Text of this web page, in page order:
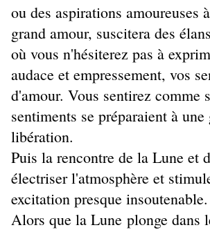
ou des aspirations amoureuses
grand amour, suscitera des
où vous n'hésiterez pas à
audace et empressement, vos
d'amour. Vous sentirez comme
sentiments se préparaient à une
libération.
Puis la rencontre de la Lune et
électriser l'atmosphère et
excitation presque insoutenable.
Alors que la Lune plonge dans